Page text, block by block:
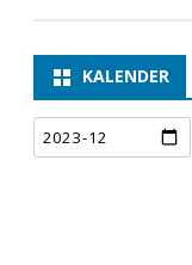
KALENDER